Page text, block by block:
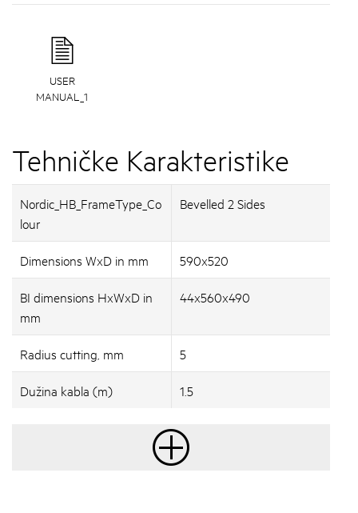
USER
MANUAL_1
Tehničke Karakteristike
Nordic_HB_FrameType_Co
lour
Bevelled 2 Sides
Dimensions WxD in mm 590x520
BI dimensions HxWxD in
mm
44x560x490
Radius cutting, mm 5
Dužina kabla (m) 1.5